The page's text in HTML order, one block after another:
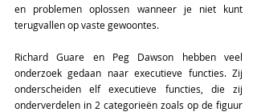
en problemen oplossen wanneer je niet kunt
terugvallen op vaste gewoontes.
Richard Guare en Peg Dawson hebben veel
onderzoek gedaan naar executieve functies. Zij
onderscheiden elf executieve functies, die zij
onderverdelen in 2 categorieën zoals op de figuur